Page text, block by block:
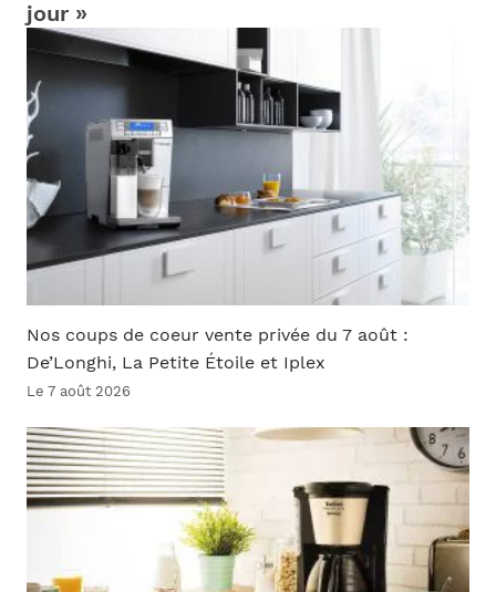
jour »
Nos coups de coeur vente privée du 7 août :
De’Longhi, La Petite Étoile et Iplex
Le 7 août 2026